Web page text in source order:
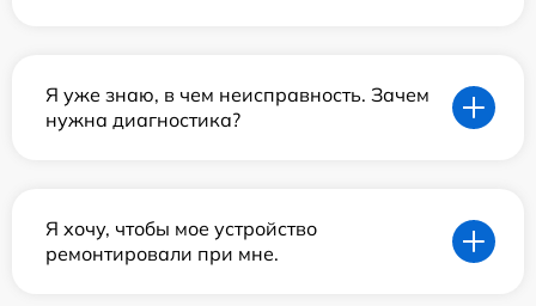
Я уже знаю, в чем неисправность. Зачем
нужна диагностика?
Я хочу, чтобы мое устройство
ремонтировали при мне.